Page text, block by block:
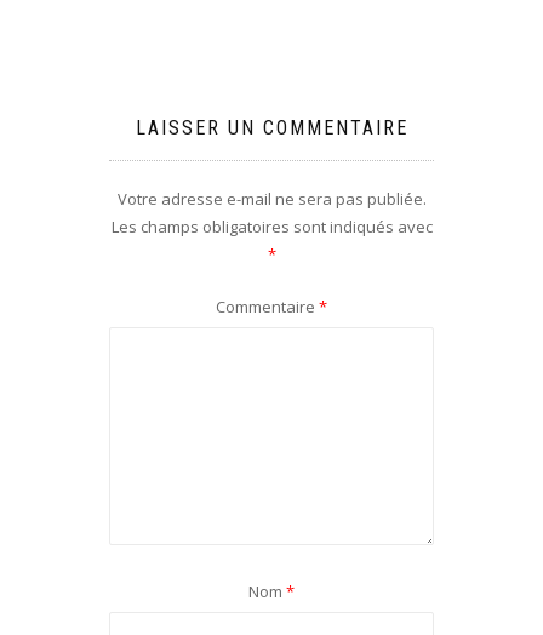
LAISSER UN COMMENTAIRE
Votre adresse e-mail ne sera pas publiée.
Les champs obligatoires sont indiqués avec
*
Commentaire*
Nom*